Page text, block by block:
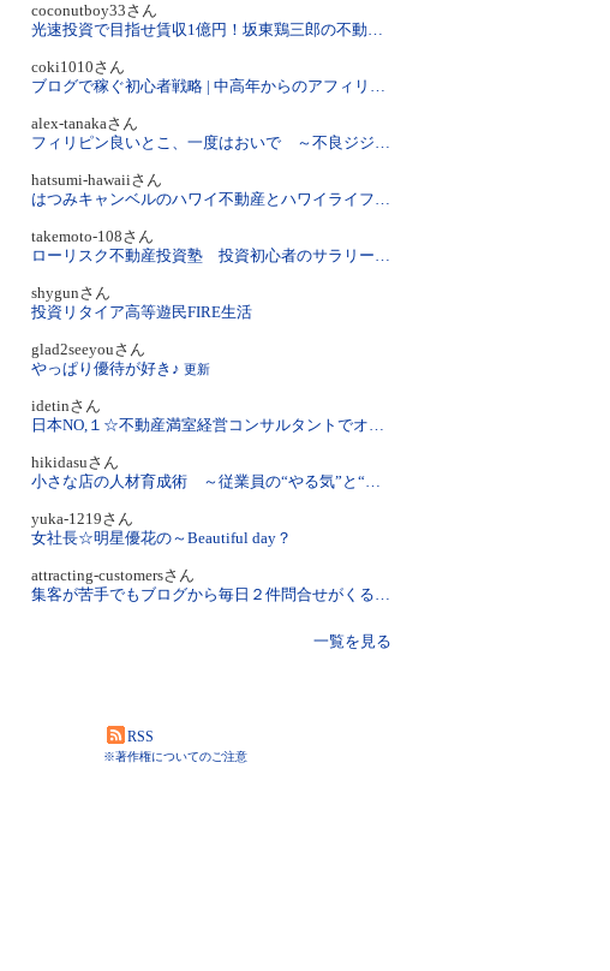
coconutboy33さん
光速投資で目指せ賃収1億円！坂東鶏三郎の不動産投資は絶対するな！？ でも不動産投資は『素』敵だ
coki1010さん
ブログで稼ぐ初心者戦略 | 中高年からのアフィリエイト道
alex-tanakaさん
フィリピン良いとこ、一度はおいで ～不良ジジイのフィリピン日記～
hatsumi-hawaiiさん
はつみキャンベルのハワイ不動産とハワイライフスタイル
takemoto-108さん
ローリスク不動産投資塾 投資初心者のサラリーマンが不労所得１０２７万円を作る方法
shygunさん
投資リタイア高等遊民FIRE生活
glad2seeyouさん
やっぱり優待が好き♪ 更新
idetinさん
日本NO,１☆不動産満室経営コンサルタントでオーナーの悩みを一発解決！＆スピードコーチングと不動産収入GETでプチリタイヤ一直線
hikidasuさん
小さな店の人材育成術 ～従業員の“やる気”と“売る気”を一気に上げるマネジメントの具体策 美容室･飲食･小売店･サービス･歯科医院…
yuka-1219さん
女社長☆明星優花の～Beautiful day？
attracting-customersさん
集客が苦手でもブログから毎日２件問合せがくる方法
一覧を見る
RSS
※著作権についてのご注意